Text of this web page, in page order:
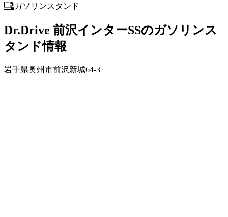
ガソリンスタンド
Dr.Drive 前沢インターSSのガソリンス
タンド情報
岩手県奥州市前沢新城64-3